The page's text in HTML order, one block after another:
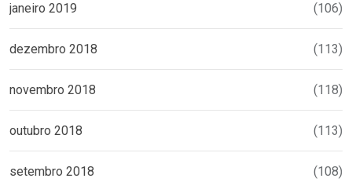
janeiro 2019 (106)
dezembro 2018 (113)
novembro 2018 (118)
outubro 2018 (113)
setembro 2018 (108)